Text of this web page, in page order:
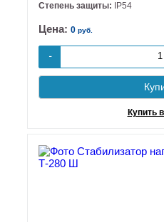
Степень защиты: IP54
Цена: 0 руб.
-
Купить